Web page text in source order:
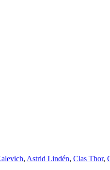
, Astrid Lindén, Clas Thor,